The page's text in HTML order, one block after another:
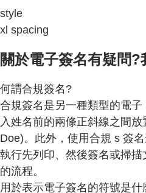
style
xl spacing
關於電子簽名有疑問
何謂合規簽名?
合規簽名是另一種類型的電
入姓名前的兩條正斜線之間
Doe)。此外，使用合規 s 簽
執行先列印、然後簽名或掃
的流程。
用於表示電子簽名的符號是什